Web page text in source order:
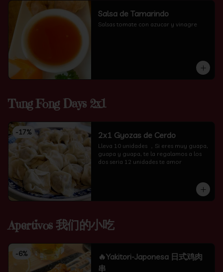
Salsa de Tamarindo
Salsas tomate con azucar y vinagre
Tung Fong Days 2x1
-17% 2x1 Gyozas de Cerdo
Lleva 10 unidades ，Si eres muy guapa,
guapa y guapa, te la regalamos a los
dos seria 12 unidades te amor
Apertivos 我们的小吃
-6%
🔥Yakitori-Japonesa 日式鸡肉
串